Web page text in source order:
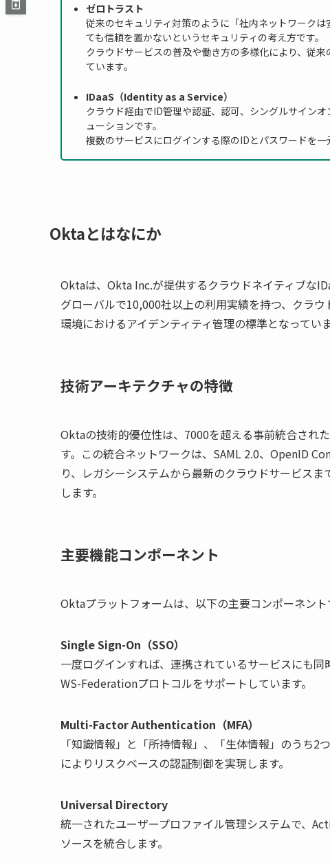
ゼロトラスト
従来のセキュリティ対策のように「社内ネットワーク
ても信頼を置かないというセキュリティの考え方です。
クラウドサービスの普及や働き方の多様化により、従
ています。
IDaaS（Identity as a Service）
クラウド経由でID管理や認証、認可、シングルサイン
ューションです。
複数のサービスにログインする際のIDとパスワードを
Oktaとはなにか
Oktaは、Okta Inc.が提供するクラウドネイティブな
グローバルで10,000社以上の利用実績を持つ、クラ
環境におけるアイデンティティ管理の標準となっていま
技術アーキテクチャの特徴
Oktaの技術的優位性は、7000を超える事前統合さ
す。この統合ネットワークは、SAML 2.0、OpenID
り、レガシーシステムから最新のクラウドサービス
します。
主要機能コンポーネント
Oktaプラットフォームは、以下の主要コンポーネント
Single Sign-On（SSO）
一度ログインすれば、連携されているサービスにも
WS-Federationプロトコルをサポートしています。
Multi-Factor Authentication（MFA）
「知識情報」と「所持情報」、「生体情報」のう
によりリスクベースの認証制御を実現します。
Universal Directory
統一されたユーザープロファイル管理システムで、
ソースを統合します。